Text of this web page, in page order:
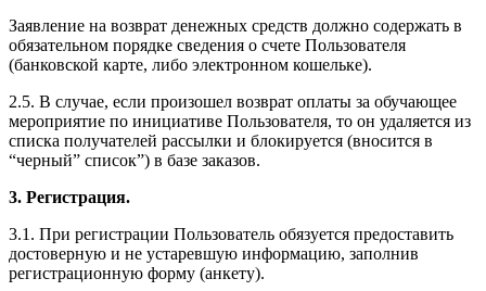
Заявление на возврат денежных средств должно содержать в
обязательном порядке сведения о счете Пользователя
(банковской карте, либо электронном кошельке).
2.5. В случае, если произошел возврат оплаты за обучающее
мероприятие по инициативе Пользователя, то он удаляется из
списка получателей рассылки и блокируется (вносится в
“черный” список”) в базе заказов.
3. Регистрация.
3.1. При регистрации Пользователь обязуется предоставить
достоверную и не устаревшую информацию, заполнив
регистрационную форму (анкету).